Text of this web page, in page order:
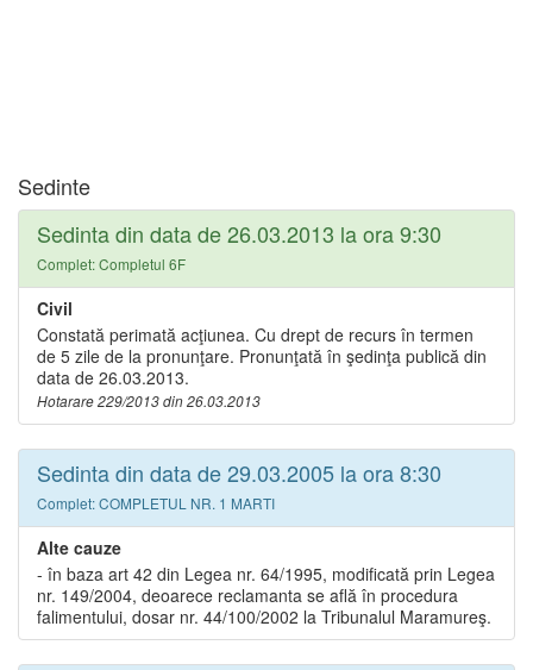
Sedinte
Sedinta din data de 26.03.2013 la ora 9:30
Complet: Completul 6F
Civil
Constată perimată acţiunea. Cu drept de recurs în termen
de 5 zile de la pronunţare. Pronunţată în şedinţa publică din
data de 26.03.2013.
Hotarare 229/2013 din 26.03.2013
Sedinta din data de 29.03.2005 la ora 8:30
Complet: COMPLETUL NR. 1 MARTI
Alte cauze
- în baza art 42 din Legea nr. 64/1995, modificată prin Legea
nr. 149/2004, deoarece reclamanta se află în procedura
falimentului, dosar nr. 44/100/2002 la Tribunalul Maramureş.